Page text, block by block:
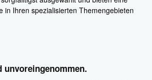
in Ihren spezialisierten Themengebieten
unvoreingenommen.